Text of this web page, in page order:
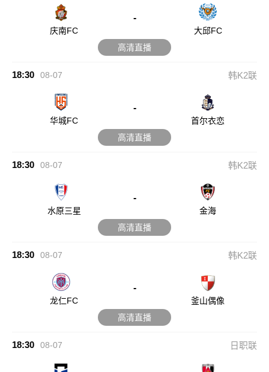
庆南FC
-
大邱FC
高清直播
18:30 08-07 韩K2联
华城FC
-
首尔衣恋
高清直播
18:30 08-07 韩K2联
水原三星
-
金海
高清直播
18:30 08-07 韩K2联
龙仁FC
-
釜山偶像
高清直播
18:30 08-07 日职联